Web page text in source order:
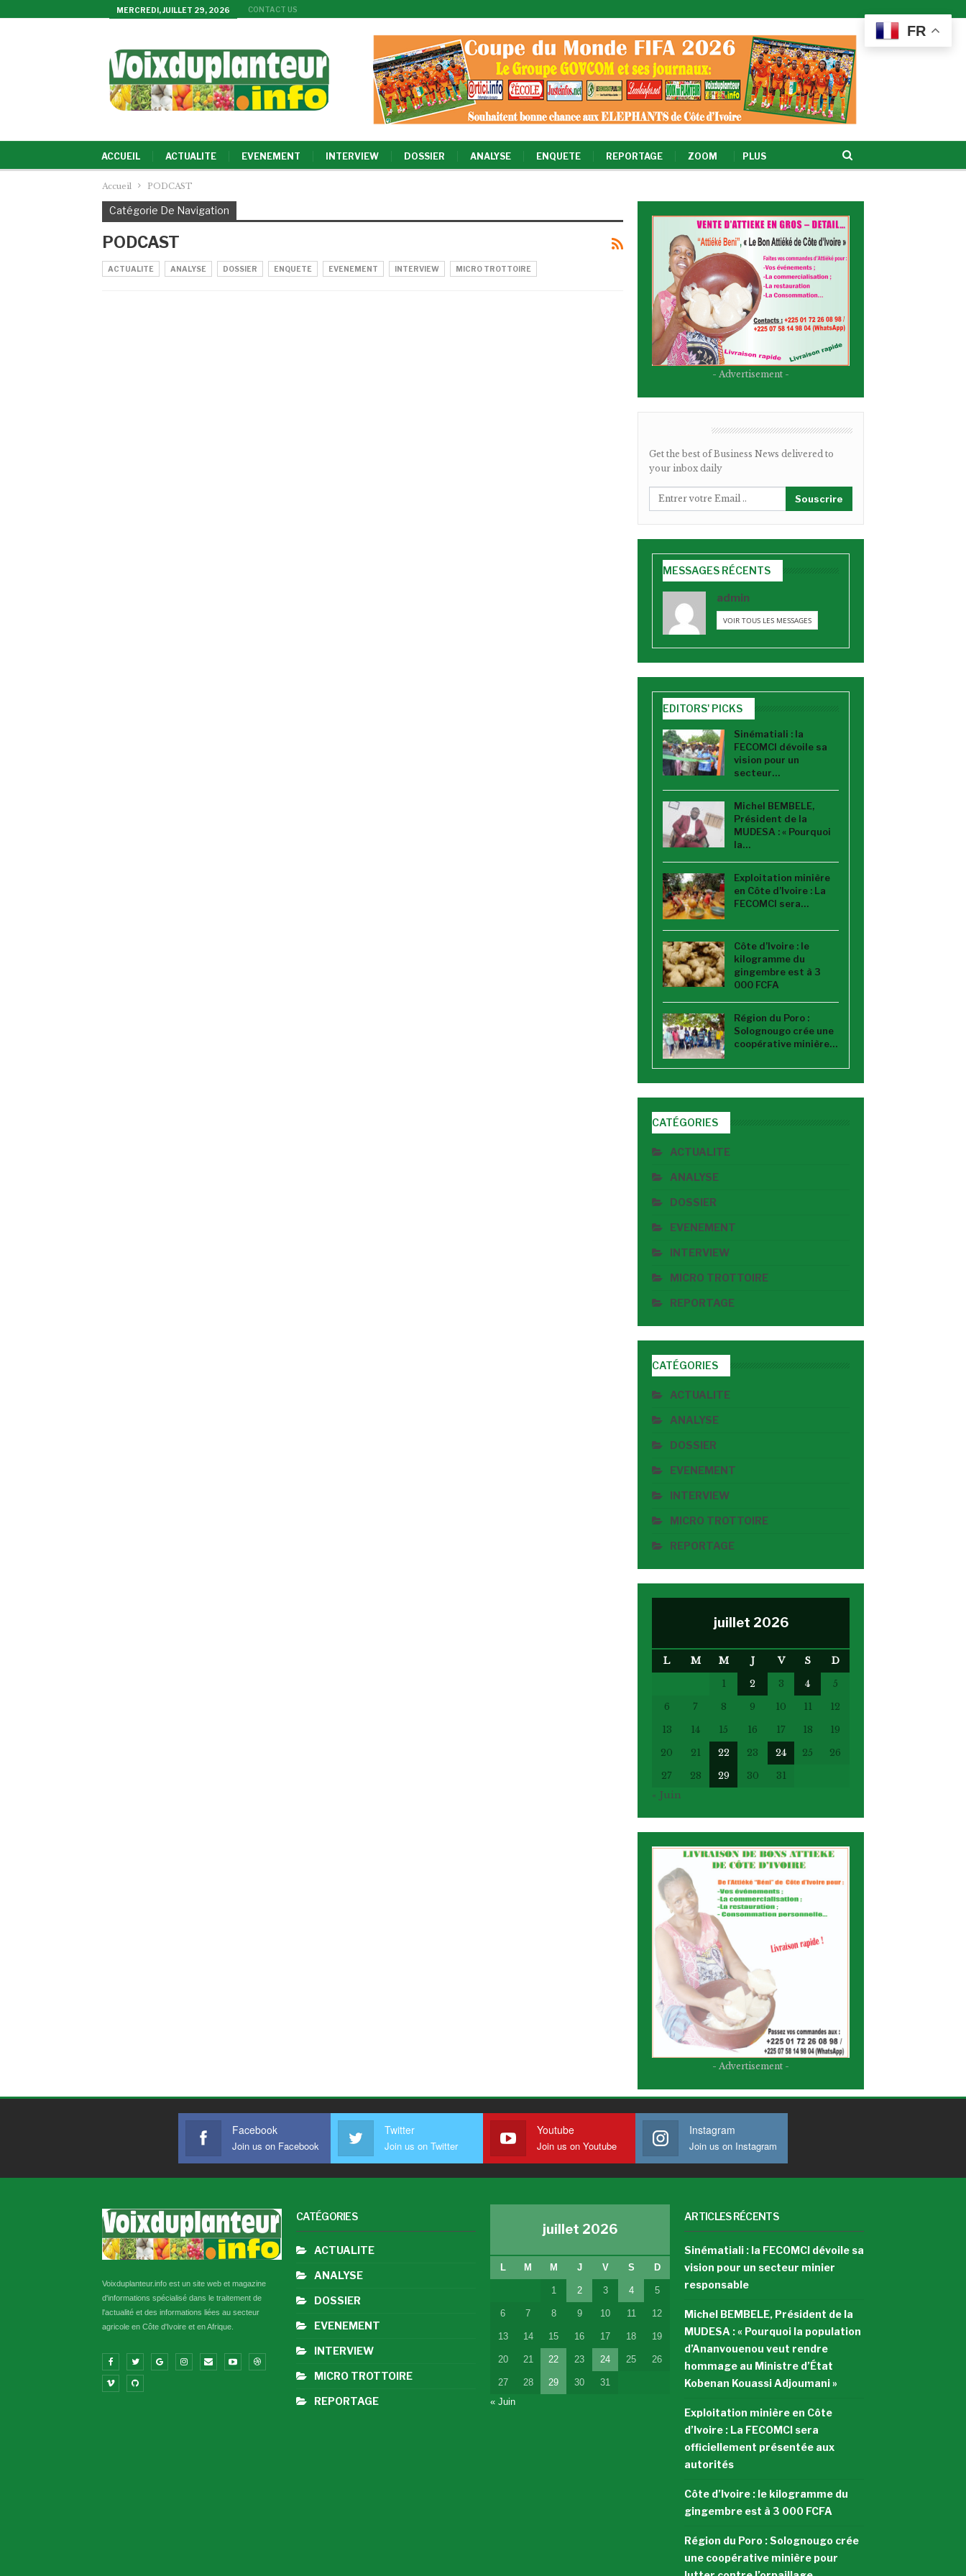
MERCREDI, JUILLET 29, 2026 CONTACT US
ACCUEIL ACTUALITE EVENEMENT INTERVIEW DOSSIER ANALYSE ENQUETE REPORTAGE ZOOM PLUS
Accueil PODCAST
Catégorie De Navigation
PODCAST
ACTUALITE ANALYSE DOSSIER ENQUETE EVENEMENT INTERVIEW MICRO TROTTOIRE
- Advertisement -
Get the best of Business News delivered to
your inbox daily
Souscrire
MESSAGES RÉCENTS
admin
VOIR TOUS LES MESSAGES
EDITORS' PICKS
Sinématiali : la
FECOMCI dévoile sa
vision pour un
secteur…
Michel BEMBELE,
Président de la
MUDESA : « Pourquoi
la…
Exploitation minière
en Côte d’Ivoire : La
FECOMCI sera…
Côte d’Ivoire : le
kilogramme du
gingembre est à 3
000 FCFA
Région du Poro :
Solognougo crée une
coopérative minière…
CATÉGORIES
ACTUALITE
ANALYSE
DOSSIER
EVENEMENT
INTERVIEW
MICRO TROTTOIRE
REPORTAGE
CATÉGORIES
ACTUALITE
ANALYSE
DOSSIER
EVENEMENT
INTERVIEW
MICRO TROTTOIRE
REPORTAGE
juillet 2026
L M M J V S
D
1
2 3 4
5
6
7 8 9 10 11
12
13
14 15 16 17 18
19
20
21 22 23 24 25
26
27
28 29 30
31
« Juin
- Advertisement -
Facebook
Join us on Facebook
Twitter
Join us on Twitter
Youtube
Join us on Youtube
Instagram
Join us on Instagram
Voixduplanteur.info est un site web et magazine
d'informations spécialisé dans le traitement de
l'actualité et des informations liées au secteur
agricole en Côte d'Ivoire et en Afrique.
CATÉGORIES
ACTUALITE
ANALYSE
DOSSIER
EVENEMENT
INTERVIEW
MICRO TROTTOIRE
REPORTAGE
juillet 2026
L M M J V S D
1 2 3 4 5
6 7 8 9 10 11 12
13 14 15 16 17 18 19
20 21 22 23 24 25 26
27 28 29 30
31
« Juin
ARTICLES RÉCENTS
Sinématiali : la FECOMCI dévoile sa
vision pour un secteur minier
responsable
Michel BEMBELE, Président de la
MUDESA : « Pourquoi la population
d’Ananvouenou veut rendre
hommage au Ministre d’État
Kobenan Kouassi Adjoumani »
Exploitation minière en Côte
d’Ivoire : La FECOMCI sera
officiellement présentée aux
autorités
Côte d’Ivoire : le kilogramme du
gingembre est à 3 000 FCFA
Région du Poro : Solognougo crée
une coopérative minière pour
FR